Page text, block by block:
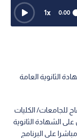
0:00
1x
الثانوية العامة
للجامعات/ الكليات
على الشهادة الثانوية
التكميلية (2026) قبولا مباشرا على البرنامج